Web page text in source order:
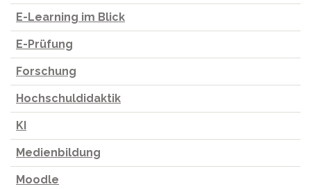
E-Learning im Blick
E-Prüfung
Forschung
Hochschuldidaktik
KI
Medienbildung
Moodle